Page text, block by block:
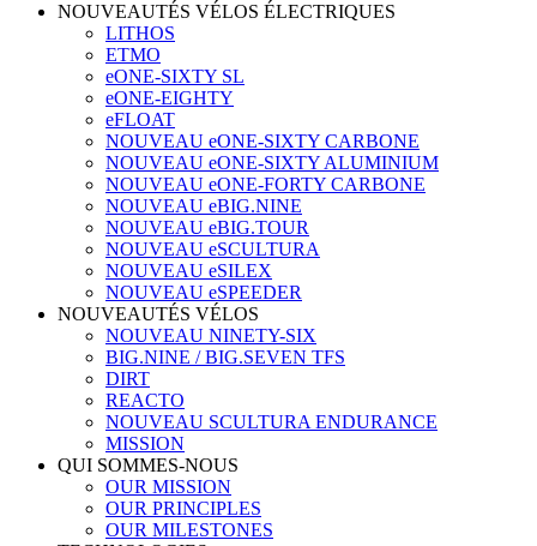
NOUVEAUTÉS VÉLOS ÉLECTRIQUES
LITHOS
ETMO
eONE-SIXTY SL
eONE-EIGHTY
eFLOAT
NOUVEAU eONE-SIXTY CARBONE
NOUVEAU eONE-SIXTY ALUMINIUM
NOUVEAU eONE-FORTY CARBONE
NOUVEAU eBIG.NINE
NOUVEAU eBIG.TOUR
NOUVEAU eSCULTURA
NOUVEAU eSILEX
NOUVEAU eSPEEDER
NOUVEAUTÉS VÉLOS
NOUVEAU NINETY-SIX
BIG.NINE / BIG.SEVEN TFS
DIRT
REACTO
NOUVEAU SCULTURA ENDURANCE
MISSION
QUI SOMMES-NOUS
OUR MISSION
OUR PRINCIPLES
OUR MILESTONES